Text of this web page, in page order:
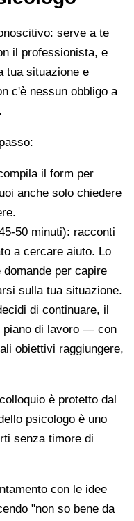
serve a te
il professionista, e
tua situazione e
c'è nessun obbligo a
il form per
anche solo chiedere
50 minuti): racconti
a cercare aiuto. Lo
per capire
sulla tua situazione.
di continuare, il
piano di lavoro — con
obiettivi raggiungere,
è protetto dal
psicologo è uno
senza timore di
con le idee
"non so bene da